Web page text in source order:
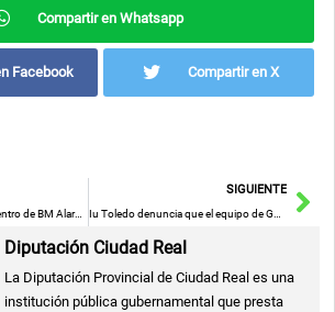
Compartir en Whatsapp
Facebook Compartir en X
Vive en directo el encuentro de BM Alarcos: toda la acción al momento
SIGUIENTE
Iu Toledo denuncia que el equipo de Gobierno bloquea la aprobación de alegaciones a las Ordenanzas Fiscales
Diputación Ciudad Real
La Diputación Provincial de Ciudad Real es una
institución pública gubernamental que presta